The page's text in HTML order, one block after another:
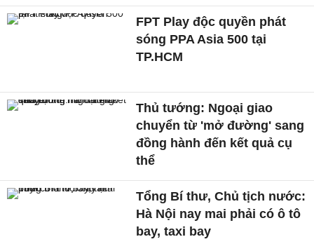
FPT Play độc quyền phát
sóng PPA Asia 500 tại
TP.HCM
Thủ tướng: Ngoại giao
chuyển từ 'mở đường' sang
đồng hành đến kết quả cụ
thể
Tổng Bí thư, Chủ tịch nước:
Hà Nội nay mai phải có ô tô
bay, taxi bay